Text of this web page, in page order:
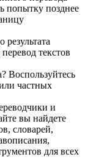
попытку позднее
текстов
Воспользуйтесь
частных
и
вы найдете
словарей,
для всех